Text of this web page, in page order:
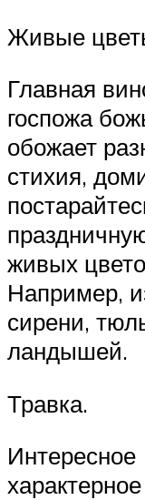
Живые
Главная
госпожа
обожает
стихия,
живых
Например,
сирени,
ландышей.
Травка.